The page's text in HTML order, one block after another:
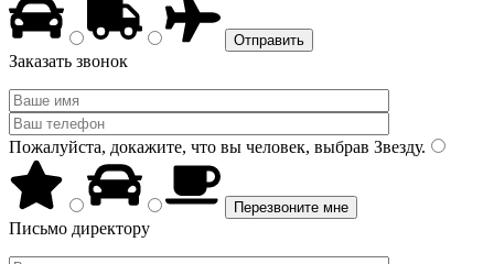
Заказать звонок
Пожалуйста, докажите, что вы человек, выбрав Звезду.
Письмо директору